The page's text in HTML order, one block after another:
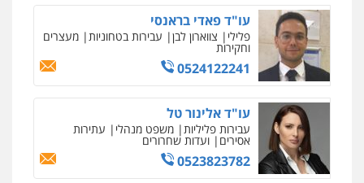
עו"ד פאדי בראנסי
פלילי צווארון לבן עבירות בטחוניות מעצרים
וחקירות
0524122241
עו"ד אלינור טל
עבירות פליליות משפט מנהלי עתירות
אסירים ועדות שחרורים
0523823782
ניר קידר – צלםאיומים כתובים
תושב סכנין חשוד ששלח הודעות מאיימות לעורך דין